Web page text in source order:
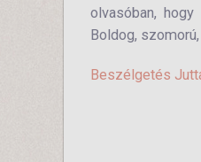
olvasóban,
Boldog,
Beszélgetés